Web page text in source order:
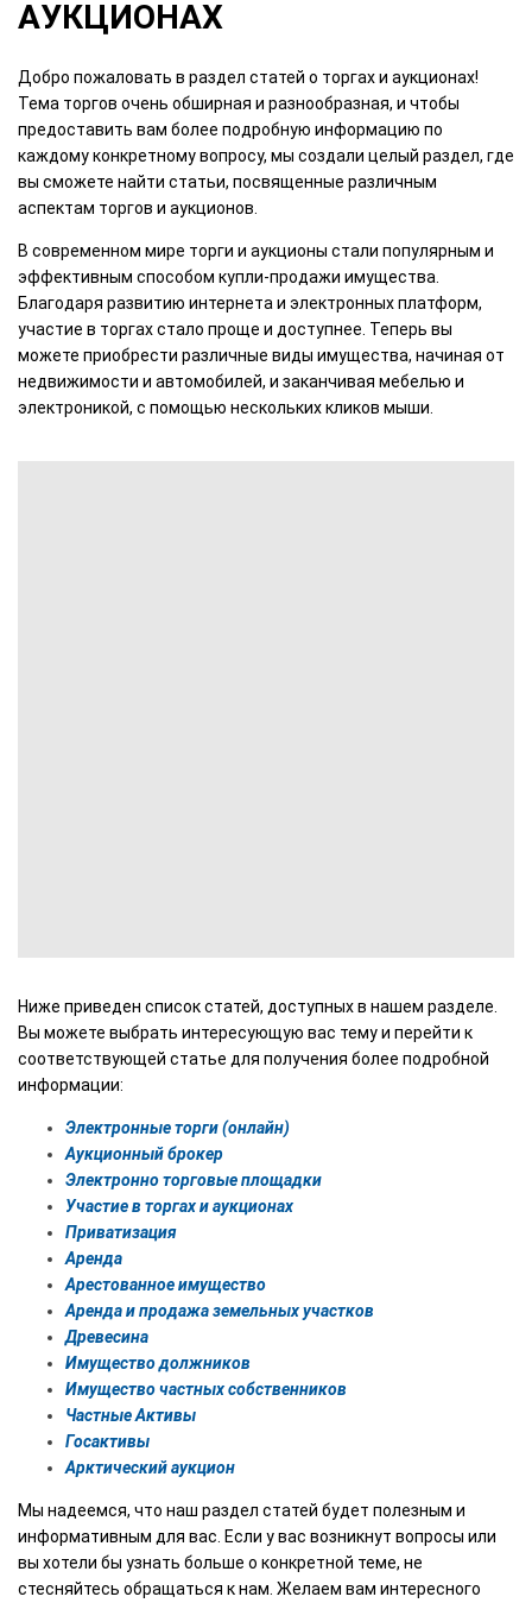
АУКЦИОНАХ
Добро пожаловать в раздел статей о торгах и аукционах!
Тема торгов очень обширная и разнообразная, и чтобы
предоставить вам более подробную информацию по
каждому конкретному вопросу, мы создали целый раздел, где
вы сможете найти статьи, посвященные различным
аспектам торгов и аукционов.
В современном мире торги и аукционы стали популярным и
эффективным способом купли-продажи имущества.
Благодаря развитию интернета и электронных платформ,
участие в торгах стало проще и доступнее. Теперь вы
можете приобрести различные виды имущества, начиная от
недвижимости и автомобилей, и заканчивая мебелью и
электроникой, с помощью нескольких кликов мыши.
Ниже приведен список статей, доступных в нашем разделе.
Вы можете выбрать интересующую вас тему и перейти к
соответствующей статье для получения более подробной
информации:
Электронные торги (онлайн)
Аукционный брокер
Электронно торговые площадки
Участие в торгах и аукционах
Приватизация
Аренда
Арестованное имущество
Аренда и продажа земельных участков
Древесина
Имущество должников
Имущество частных собственников
Частные Активы
Госактивы
Арктический аукцион
Мы надеемся, что наш раздел статей будет полезным и
информативным для вас. Если у вас возникнут вопросы или
вы хотели бы узнать больше о конкретной теме, не
стесняйтесь обращаться к нам. Желаем вам интересного